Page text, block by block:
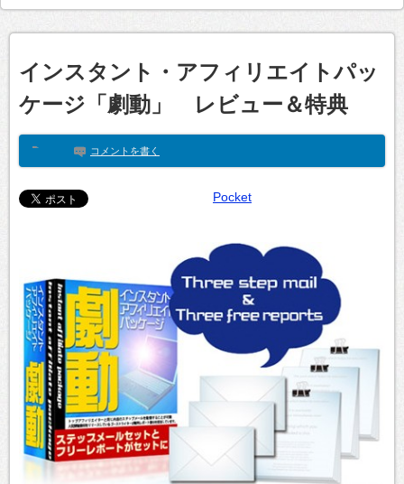
インスタント・アフィリエイトパッ
ケージ「劇動」 レビュー＆特典
コメントを書く
Pocket